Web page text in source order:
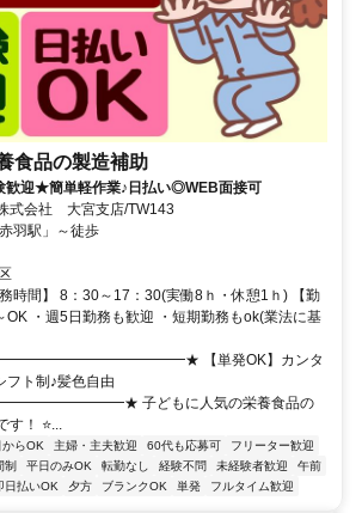
食品の製造補助
歓迎★簡単軽作業♪日払い◎WEB面接可
式会社 大宮支店/TW143
羽駅」～徒歩
時間】 8：30～17：30(実働8ｈ・休憩1ｈ) 【勤
OK ・週5日勤務も歓迎 ・短期勤務もok(業法に基
【単発OK】カンタ
フト制♪髪色自由
子どもに人気の栄養食品の
す！ ⭐...
らOK 主婦・主夫歓迎 60代も応募可
フリーター歓迎
制 平日のみOK 転勤なし 経験不問 未経験者歓迎
午前
日払いOK 夕方 ブランクOK 単発 フルタイム歓迎